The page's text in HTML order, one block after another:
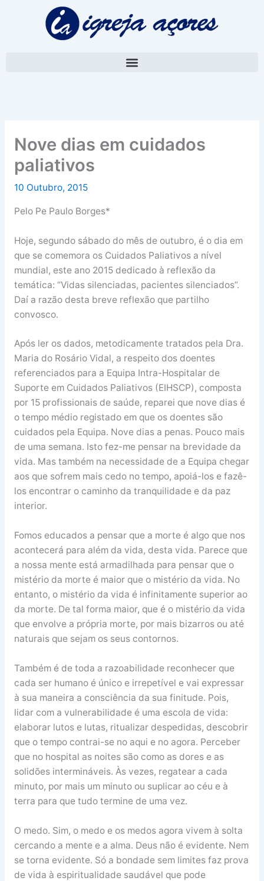
Nove dias em cuidados
paliativos
10 Outubro, 2015
Pelo Pe Paulo Borges*
Hoje, segundo sábado do mês de outubro, é o dia em
que se comemora os Cuidados Paliativos a nível
mundial, este ano 2015 dedicado à reflexão da
temática: “Vidas silenciadas, pacientes silenciados”.
Daí a razão desta breve reflexão que partilho
convosco.
Após ler os dados, metodicamente tratados pela Dra.
Maria do Rosário Vidal, a respeito dos doentes
referenciados para a Equipa Intra-Hospitalar de
Suporte em Cuidados Paliativos (EIHSCP), composta
por 15 profissionais de saúde, reparei que nove dias é
o tempo médio registado em que os doentes são
cuidados pela Equipa. Nove dias a penas. Pouco mais
de uma semana. Isto fez-me pensar na brevidade da
vida. Mas também na necessidade de a Equipa chegar
aos que sofrem mais cedo no tempo, apoiá-los e fazê-
los encontrar o caminho da tranquilidade e da paz
interior.
Fomos educados a pensar que a morte é algo que nos
acontecerá para além da vida, desta vida. Parece que
a nossa mente está armadilhada para pensar que o
mistério da morte é maior que o mistério da vida. No
entanto, o mistério da vida é infinitamente superior ao
da morte. De tal forma maior, que é o mistério da vida
que envolve a própria morte, por mais bizarros ou até
naturais que sejam os seus contornos.
Também é de toda a razoabilidade reconhecer que
cada ser humano é único e irrepetível e vai expressar
à sua maneira a consciência da sua finitude. Pois,
lidar com a vulnerabilidade é uma escola de vida:
elaborar lutos e lutas, ritualizar despedidas, descobrir
que o tempo contrai-se no aqui e no agora. Perceber
que no hospital as noites são como as dores e as
solidões intermináveis. Às vezes, regatear a cada
minuto, por mais um minuto ou suplicar ao céu e à
terra para que tudo termine de uma vez.
O medo. Sim, o medo e os medos agora vivem à solta
cercando a mente e a alma. Deus não é evidente. Nem
se torna evidente. Só a bondade sem limites faz prova
de vida à espiritualidade saudável que pode